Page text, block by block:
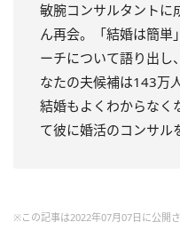
敏腕コンサルタントに
ん再会。「結婚は簡単
ーチについて語り出し
なたの夫候補は143万
結婚もよくわからなく
て彼に婚活のコンサ
※この記事は2022年07月07日に公開